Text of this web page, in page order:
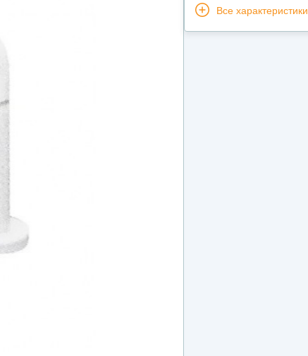
Все характеристики